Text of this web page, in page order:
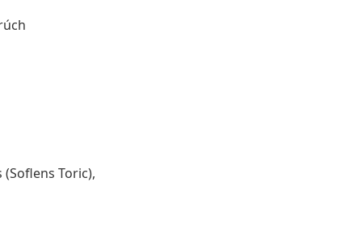
Toric),